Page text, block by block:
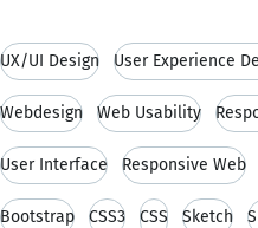
UX/UI Design User Experience
Webdesign Web Usability
User Interface Responsive Web
Bootstrap CSS3 CSS Sketch